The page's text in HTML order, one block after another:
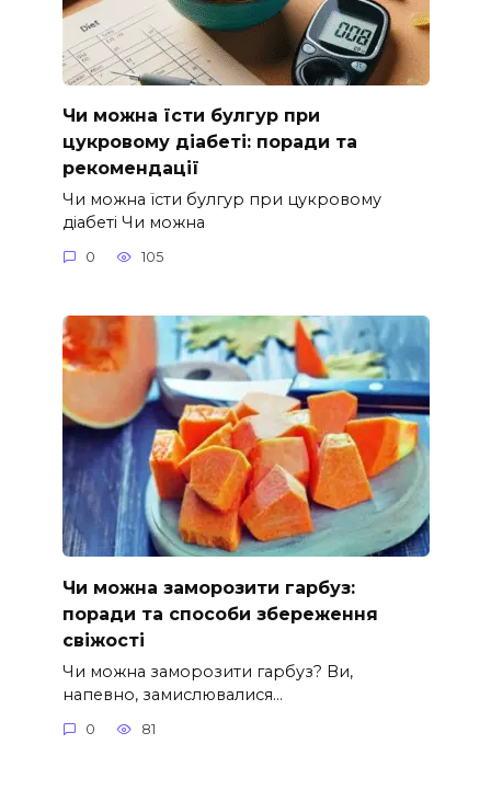
Чи можна їсти булгур при
цукровому діабеті: поради та
рекомендації
Чи можна їсти булгур при цукровому
діабеті Чи можна
0 105
Чи можна заморозити гарбуз:
поради та способи збереження
свіжості
Чи можна заморозити гарбуз? Ви,
напевно, замислювалися…
0 81